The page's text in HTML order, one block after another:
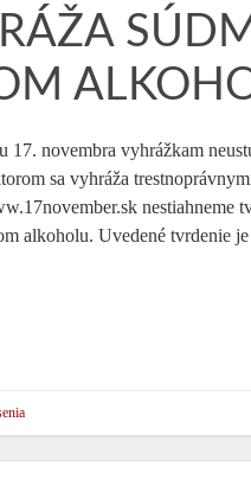
17. novembra vyhrážkam
sa vyhráža
nestiahneme
alkoholu. Uvedené tvrdenie